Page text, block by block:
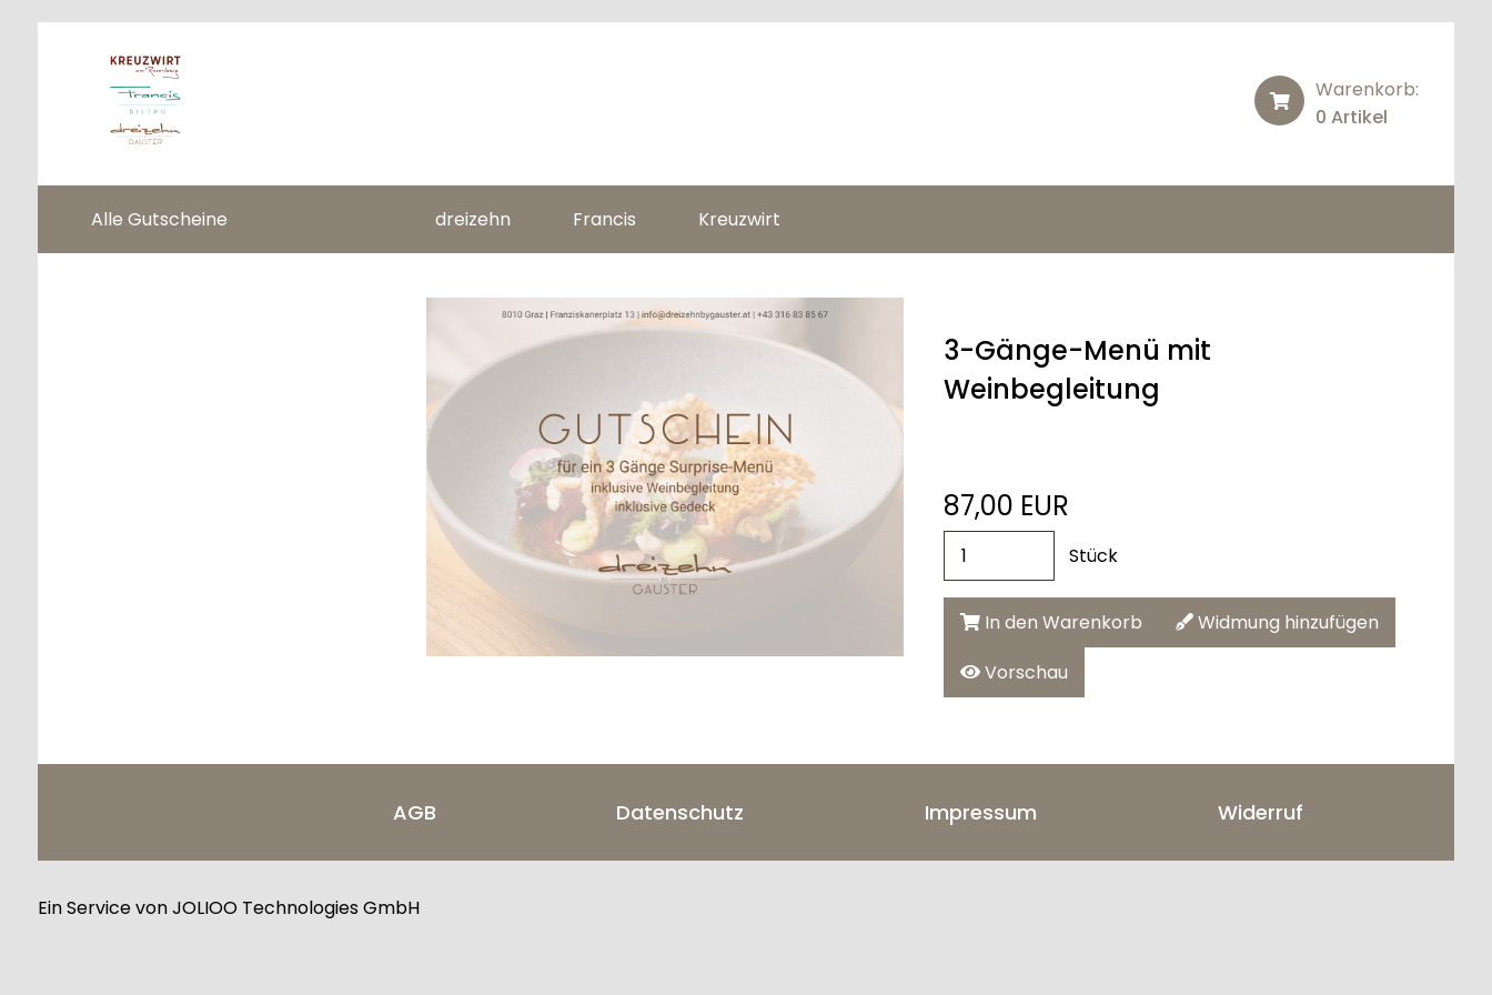
Warenkorb:
0 Artikel
Alle Gutscheine dreizehn Francis Kreuzwirt
3-Gänge-Menü mit
Weinbegleitung
87,00 EUR
Stück
In den Warenkorb
Widmung hinzufügen
Vorschau
AGB Datenschutz Impressum Widerruf
Ein Service von JOLIOO Technologies GmbH